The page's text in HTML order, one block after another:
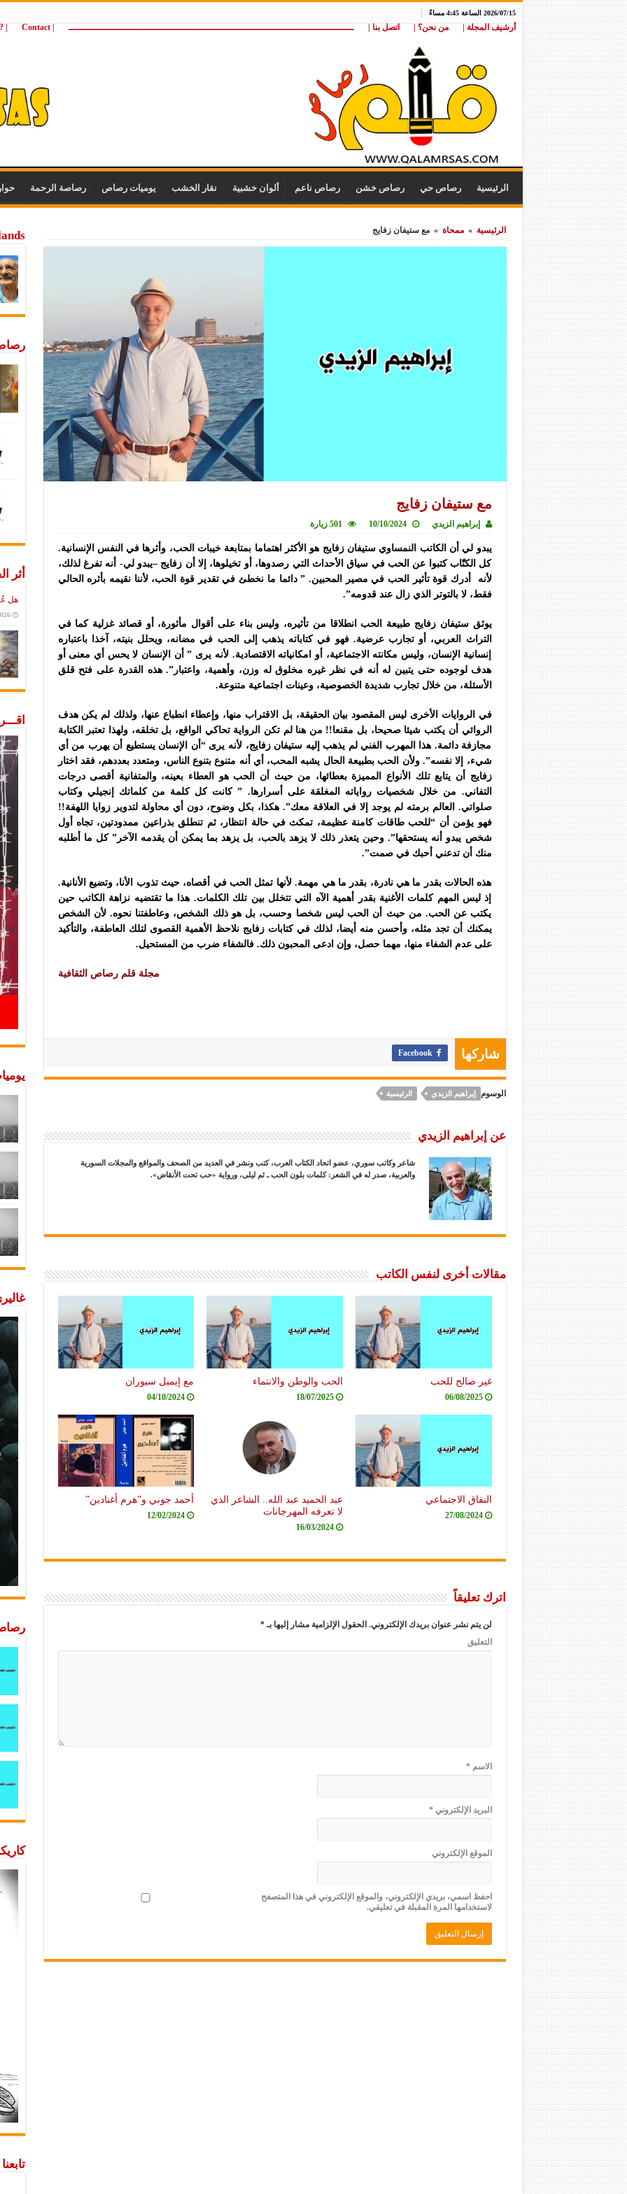
2026/07/15 الساعة 4:45 مساءً
أرشيف المجلة | من نحن؟ | اتصل بنا | ــــــــــــــــــــــــــــــــــــــــــــــــــــــــــــــــــــــــــــــــــــــــــــــــــــــ | Contact
wij
الرئيسية رصاص حي رصاص خشن رصاص ناعم ألوان خشبية نقار الخشب يوميات رصاص رصاصة الرحمة
الرئيسية » ممحاة » مع ستيفان زفايج
مع ستيفان زفايج
إبراهيم الزيدي 10/10/2024 501 زيارة
يبدو لي أن الكاتب النمساوي ستيفان زفايج هو الأكثر اهتماما بمتابعة خيبات الحب، وأثرها في النفس الإنسانية.
كل الكتّاب كتبوا عن الحب في سياق الأحداث التي رصدوها، أو تخيلوها، إلا أن زفايج –يبدو لي- أنه تفرغ لذلك،
لأنه أدرك قوة تأثير الحب في مصير المحبين. ” دائما ما نخطئ في تقدير قوة الحب، لأننا نقيمه بأثره الحالي
فقط، لا بالتوتر الذي زال عند قدومه”.
يوثق ستيفان زفايج طبيعة الحب انطلاقا من تأثيره، وليس بناء على أقوال مأثورة، أو قصائد غزلية كما في
التراث العربي، أو تجارب عرضية. فهو في كتاباته يذهب إلى الحب في مضانه، ويحلل بنيته، آخذا باعتباره
إنسانية الإنسان، وليس مكانته الاجتماعية، أو امكانياته الاقتصادية. لأنه يرى ” أن الإنسان لا يحس أي معنى أو
هدف لوجوده حتى يتبين له أنه في نظر غيره مخلوق له وزن، وأهمية، واعتبار”. هذه القدرة على فتح قلق
الأسئلة، من خلال تجارب شديدة الخصوصية، وعينات اجتماعية متنوعة.
في الروايات الأخرى ليس المقصود بيان الحقيقة، بل الاقتراب منها، وإعطاء انطباع عنها، ولذلك لم يكن هدف
الروائي أن يكتب شيئا صحيحا، بل مقنعا!! من هنا لم تكن الرواية تحاكي الواقع، بل تخلقه، ولهذا تعتبر الكتابة
مجازفة دائمة. هذا المهرب الفني لم يذهب إليه ستيفان زفايج، لأنه يرى “أن الإنسان يستطيع أن يهرب من أي
شيء، إلا نفسه”. ولأن الحب بطبيعة الحال يشبه المحب، أي أنه متنوع بتنوع الناس، ومتعدد بعددهم، فقد اختار
زفايج أن يتابع تلك الأنواع المميزة بعطائها، من حيث أن الحب هو العطاء بعينه، والمتفانية أقصى درجات
التفاني. من خلال شخصيات رواياته المغلقة على أسرارها. ” كانت كل كلمة من كلماتك إنجيلي وكتاب
صلواتي. العالم برمته لم يوجد إلا في العلاقة معك”. هكذا، بكل وضوح، دون أي محاولة لتدوير زوايا اللهفة!!
فهو يؤمن أن “للحب طاقات كامنة عظيمة، تمكث في حالة انتظار، ثم تنطلق بذراعين ممدودتين، تجاه أول
شخص يبدو أنه يستحقها”. وحين يتعذر ذلك لا يزهد بالحب، بل يزهد بما يمكن أن يقدمه الآخر” كل ما أطلبه
منك أن تدعني أحبك في صمت”.
هذه الحالات بقدر ما هي نادرة، بقدر ما هي مهمة. لأنها تمثل الحب في أقصاه، حيث تذوب الأنا، وتضيع الأنانية.
إذ ليس المهم كلمات الأغنية بقدر أهمية الآه التي تتخلل بين تلك الكلمات. هذا ما تقتضيه نزاهة الكاتب حين
يكتب عن الحب. من حيث أن الحب ليس شخصا وحسب، بل هو ذلك الشخص، وعاطفتنا نحوه. لأن الشخص
يمكنك أن تجد مثله، وأحسن منه أيضا، لذلك في كتابات زفايج نلاحظ الأهمية القصوى لتلك العاطفة، والتأكيد
على عدم الشفاء منها، مهما حصل، وإن ادعى المحبون ذلك. فالشفاء ضرب من المستحيل.
مجلة قلم رصاص الثقافية
شاركها Facebook
الوسوم إبراهيم الزيدي الرئيسية
عن إبراهيم الزيدي
شاعر وكاتب سوري، عضو اتحاد الكتاب العرب، كتب ونشر في العديد من الصحف والمواقع والمجلات السورية
والعربية، صدر له في الشعر: كلمات بلون الحب ـ ثم ليلى، ورواية «حب تحت الأنقاض».
مقالات أخرى لنفس الكاتب
غير صالح للحب
06/08/2025
الحب والوطن والانتماء
18/07/2025
مع إيميل سيوران
04/10/2024
النفاق الاجتماعي
27/08/2024
عبد الحميد عبد الله.. الشاعر الذي
لا تعرفه المهرجانات
16/03/2024
أحمد جوني و”هرم أغنادين”
12/02/2024
اترك تعليقاً
لن يتم نشر عنوان بريدك الإلكتروني. الحقول الإلزامية مشار إليها بـ*
التعليق
الاسم*
البريد الإلكتروني*
الموقع الإلكتروني
احفظ اسمي، بريدي الإلكتروني، والموقع الإلكتروني في هذا المتصفح
لاستخدامها المرة المقبلة في تعليقي.
أثر
هل